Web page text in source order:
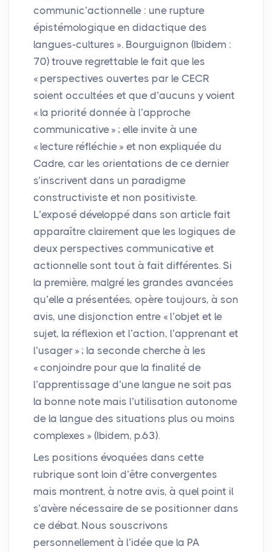
communic’actionnelle : une rupture
épistémologique en didactique des
langues-cultures ». Bourguignon (Ibidem :
70) trouve regrettable le fait que les
« perspectives ouvertes par le CECR
soient occultées et que d’aucuns y voient
« la priorité donnée à l’approche
communicative » ; elle invite à une
« lecture réfléchie » et non expliquée du
Cadre, car les orientations de ce dernier
s’inscrivent dans un paradigme
constructiviste et non positiviste.
L’exposé développé dans son article fait
apparaître clairement que les logiques de
deux perspectives communicative et
actionnelle sont tout à fait différentes. Si
la première, malgré les grandes avancées
qu’elle a présentées, opère toujours, à son
avis, une disjonction entre « l’objet et le
sujet, la réflexion et l’action, l’apprenant et
l’usager » ; la seconde cherche à les
« conjoindre pour que la finalité de
l’apprentissage d’une langue ne soit pas
la bonne note mais l’utilisation autonome
de la langue des situations plus ou moins
complexes » (Ibidem, p.63).
Les positions évoquées dans cette
rubrique sont loin d’être convergentes
mais montrent, à notre avis, à quel point il
s’avère nécessaire de se positionner dans
ce débat. Nous souscrivons
personnellement à l’idée que la PA